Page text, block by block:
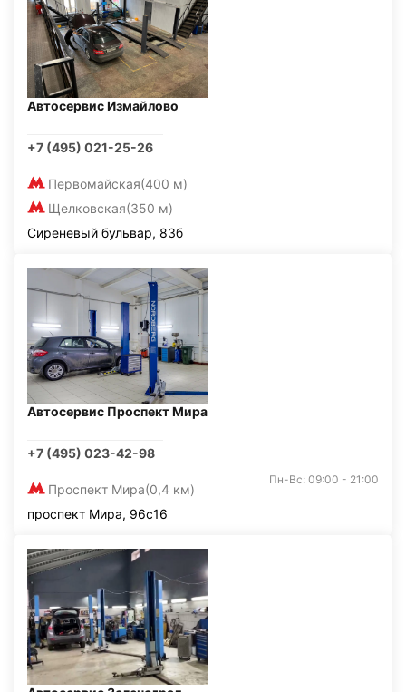
Автосервис Измайлово
+7 (495) 021-25-26
Первомайская(400 м)
Щелковская(350 м)
Сиреневый бульвар, 83б
Автосервис Проспект Мира
+7 (495) 023-42-98
Проспект Мира(0,4 км)
Пн-Вс: 09:00 - 21:00
проспект Мира, 96с16